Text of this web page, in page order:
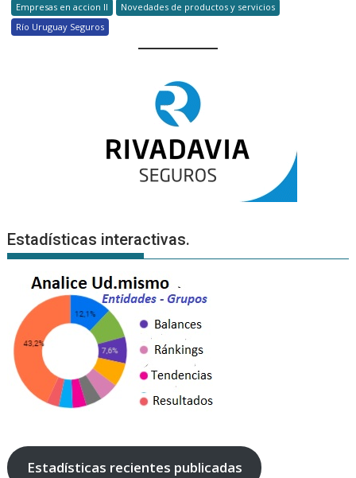
Empresas en accion II
Novedades de productos y servicios
Río Uruguay Seguros
Estadísticas interactivas.
Estadísticas recientes publicadas